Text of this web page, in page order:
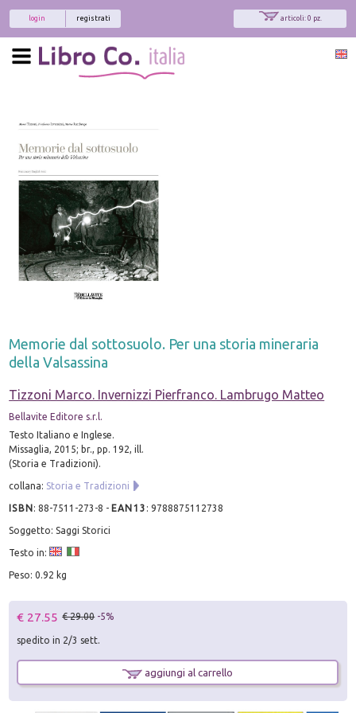
articoli: 0 pz.
registrati
login
Memorie dal sottosuolo. Per una storia mineraria
della Valsassina
Tizzoni Marco. Invernizzi Pierfranco. Lambrugo Matteo
Bellavite Editore s.r.l.
Testo Italiano e Inglese.
Missaglia, 2015; br., pp. 192, ill.
(Storia e Tradizioni).
collana: Storia e Tradizioni
ISBN:88-7511-273-8 - EAN13 :9788875112738
Soggetto: Saggi Storici
Testo in:
Peso: 0.92 kg
€ 27.55 € 29.00 -5%
spedito in 2/3 sett.
aggiungi al carrello